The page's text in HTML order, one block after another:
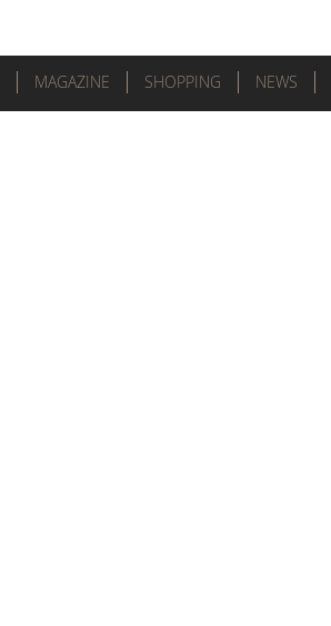
MAGAZINE SHOPPING NEWS